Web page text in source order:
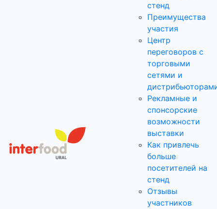
стенд
Преимущества
участия
Центр
переговоров с
торговыми
сетями и
Рекламные и
спонсорские
возможности
выставки
Как привлечь
больше
посетителей на
стенд
Отзывы
участников